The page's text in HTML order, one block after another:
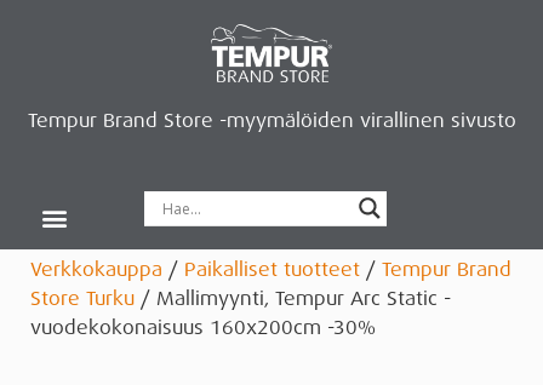
Tempur Brand Store -myymälöiden virallinen sivusto
Verkkokauppa / Paikalliset tuotteet / Tempur Brand
Store Turku / Mallimyynti, Tempur Arc Static -
vuodekokonaisuus 160x200cm -30%